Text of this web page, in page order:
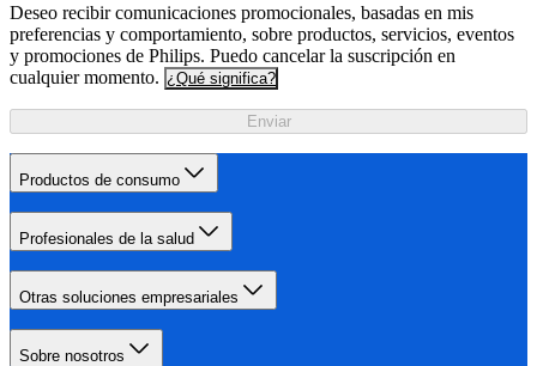
Deseo recibir comunicaciones promocionales, basadas en mis
preferencias y comportamiento, sobre productos, servicios, eventos
y promociones de Philips. Puedo cancelar la suscripción en
cualquier momento. ¿Qué significa?
Enviar
Productos de consumo
Profesionales de la salud
Otras soluciones empresariales
Sobre nosotros